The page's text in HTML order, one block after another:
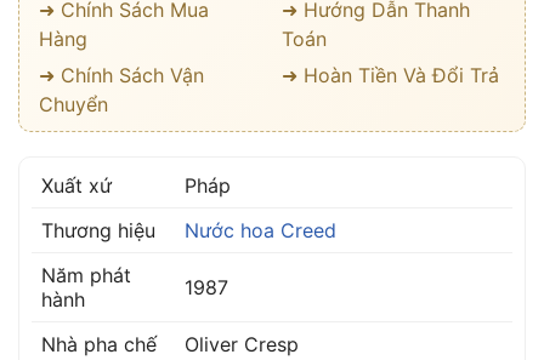
➜ Chính Sách Mua
Hàng
➜ Hướng Dẫn Thanh
Toán
➜ Chính Sách Vận
Chuyển
➜ Hoàn Tiền Và Đổi Trả
Xuất xứ
Pháp
Thương hiệu
Nước hoa Creed
Năm phát
hành
1987
Nhà pha chế
Oliver Cresp